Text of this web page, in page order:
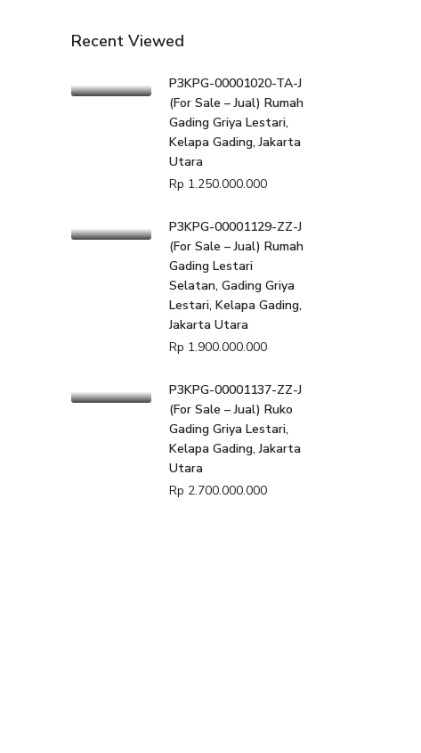
Recent Viewed
P3KPG-00001020-TA-J
(For Sale – Jual) Rumah
Gading Griya Lestari,
Kelapa Gading, Jakarta
Utara
Rp 1.250.000.000
P3KPG-00001129-ZZ-J
(For Sale – Jual) Rumah
Gading Lestari
Selatan, Gading Griya
Lestari, Kelapa Gading,
Jakarta Utara
Rp 1.900.000.000
P3KPG-00001137-ZZ-J
(For Sale – Jual) Ruko
Gading Griya Lestari,
Kelapa Gading, Jakarta
Utara
Rp 2.700.000.000